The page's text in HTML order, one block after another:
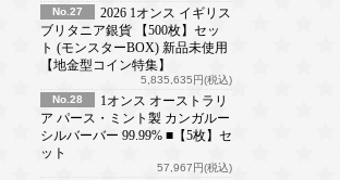
No.27
2026 1オンス イギリス
ブリタニア銀貨 【500枚】セッ
ト (モンスターBOX) 新品未使用
【地金型コイン特集】
5,835,635円(税込)
No.28
1オンス オーストラリ
ア パース・ミント製 カンガルー
シルバーバー 99.99% ■【5枚】セ
ット
57,967円(税込)